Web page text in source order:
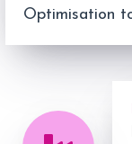
Optimisation